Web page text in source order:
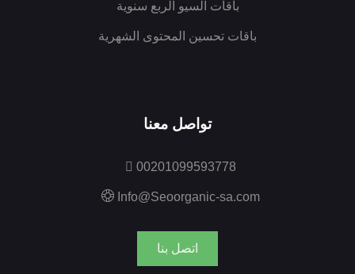
باقات السيو الربع سنوية
باقات تحسين المحتوى الشهرية
تواصل معنا
00201099593778
Info@Seoorganic-sa.com
اتصل بنا